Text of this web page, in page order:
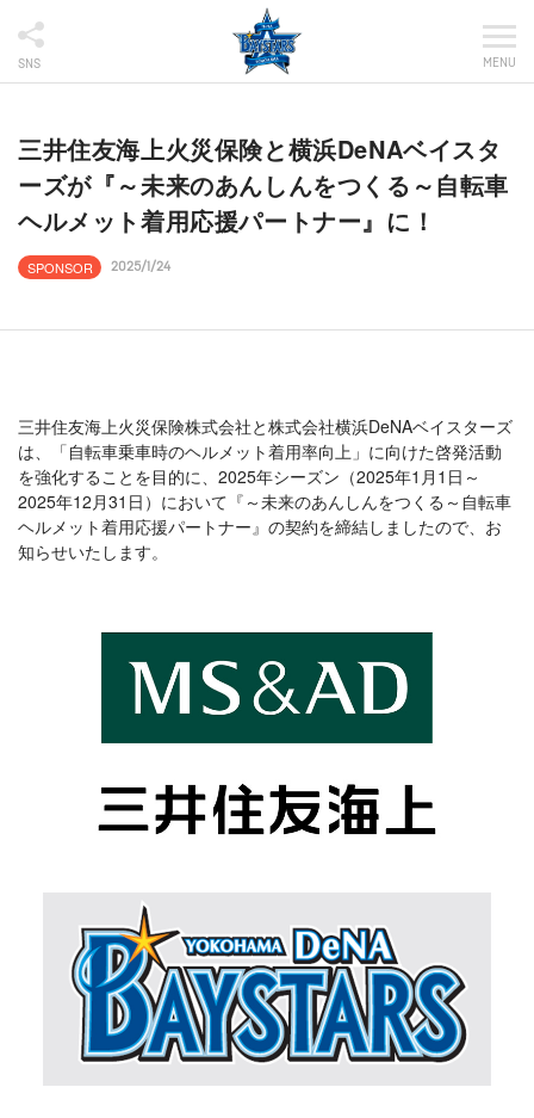
SNS MENU
三井住友海上火災保険と横浜DeNAベイスタ
ーズが『～未来のあんしんをつくる～自転車
ヘルメット着用応援パートナー』に！
SPONSOR 2025/1/24
三井住友海上火災保険株式会社と株式会社横浜DeNAベイスターズ
は、「自転車乗車時のヘルメット着用率向上」に向けた啓発活動
を強化することを目的に、2025年シーズン（2025年1月1日～
2025年12月31日）において『～未来のあんしんをつくる～自転車
ヘルメット着用応援パートナー』の契約を締結しましたので、お
知らせいたします。